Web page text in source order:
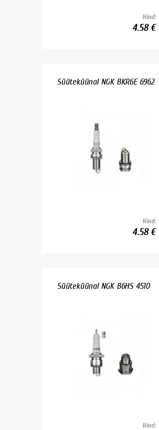
Hind:
4.58 €
Süüteküünal NGK BKR6E 6962
Hind:
4.58 €
Süüteküünal NGK B6HS 4510
Hind: